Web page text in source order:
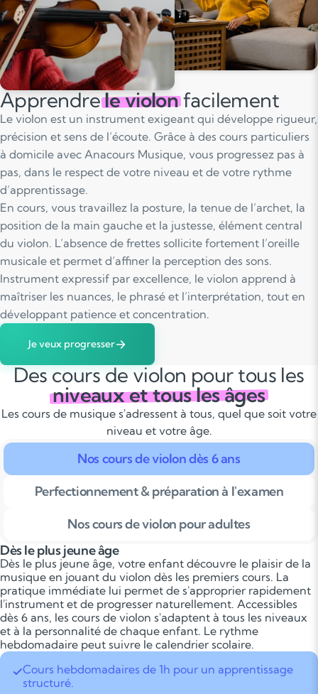
Apprendrele violonfacilement
Le violon est un instrument exigeant qui développe rigueur,
précision et sens de l’écoute. Grâce à des cours particuliers
à domicile avec Anacours Musique, vous progressez pas à
pas, dans le respect de votre niveau et de votre rythme
d’apprentissage.
En cours, vous travaillez la posture, la tenue de l’archet, la
position de la main gauche et la justesse, élément central
du violon. L’absence de frettes sollicite fortement l’oreille
musicale et permet d’affiner la perception des sons.
Instrument expressif par excellence, le violon apprend à
maîtriser les nuances, le phrasé et l’interprétation, tout en
développant patience et concentration.
Je veux progresser
Des cours de violon pour tous les
niveaux et tous les âges
Les cours de musique s'adressent à tous, quel que soit votre
niveau et votre âge.
Nos cours de violon dès 6 ans
Perfectionnement & préparation à l'examen
Nos cours de violon pour adultes
Dès le plus jeune âge
Dès le plus jeune âge, votre enfant découvre le plaisir de la
musique en jouant du violon dès les premiers cours. La
pratique immédiate lui permet de s'approprier rapidement
l'instrument et de progresser naturellement. Accessibles
dès 6 ans, les cours de violon s'adaptent à tous les niveaux
et à la personnalité de chaque enfant. Le rythme
hebdomadaire peut suivre le calendrier scolaire.
Cours hebdomadaires de 1h pour un apprentissage
structuré.